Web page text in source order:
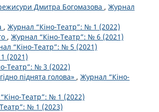
Дмитра Богомазова , Журнал
, Журнал “Кіно-Театр”: № 1 (2022)
, Журнал “Кіно-Театр”: № 6 (2021)
“Кіно-Театр”: № 5 (2021)
(2021)
Театр”: № 3 (2022)
піднята голова» , Журнал “Кіно-
Театр”: № 1 (2022)
№ 1 (2023)